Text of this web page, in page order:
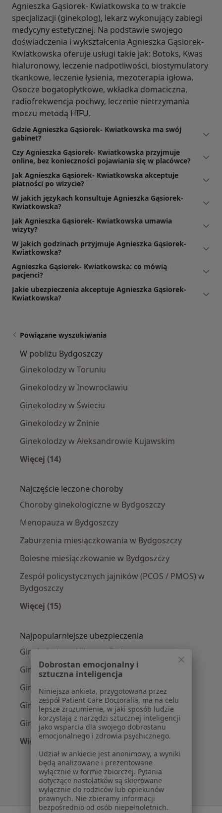
Agnieszka Gąsiorek- Kwiatkowska to w trakcie
specjalizacji (ginekolog), lekarz wykonujący zabiegi
medycyny estetycznej. Na podstawie swojego
doświadczenia i wykształcenia Agnieszka Gąsiorek-
Kwiatkowska oferuje usługi takie jak: Botoks, Kwas
hialuronowy, leczenie nadpotliwości, biostymulatory
tkankowe, leczenie łysienia, mezoterapia igłowa,
Osocze bogatopłytkowe, wkładka domaciczna,
radiofrekwencja pochwy, leczenie nietrzymania
moczu metodą HIFU.
Gdzie Agnieszka Gąsiorek- Kwiatkowska ma swój
gabinet?
Czy Agnieszka Gąsiorek- Kwiatkowska przyjmuje
online, bez konieczności pojawiania się w placówce?
Jak Agnieszka Gąsiorek- Kwiatkowska akceptuje
płatności po wizycie?
W jakich językach konsultuje Agnieszka Gąsiorek-
Kwiatkowska?
Jak Agnieszka Gąsiorek- Kwiatkowska umawia
wizyty?
W jakich godzinach przyjmuje Agnieszka Gąsiorek-
Kwiatkowska?
Agnieszka Gąsiorek- Kwiatkowska: co mówią
pacjenci?
Jakie ubezpieczenia akceptuje Agnieszka Gąsiorek-
Kwiatkowska?
Powiązane wyszukiwania
W pobliżu Bydgoszczy
Ginekolodzy w Toruniu
Ginekolodzy w Inowrocławiu
Ginekolodzy w Świeciu
Ginekolodzy w Żninie
Ginekolodzy w Aleksandrowie Kujawskim
Więcej (14)
Najczęście leczone choroby
Choroby ginekologiczne w Bydgoszczy
Menopauza w Bydgoszczy
Zaburzenia miesiączkowania w Bydgoszczy
Bolesne miesiączkowanie w Bydgoszczy
Zespół policystycznych jajników (PCOS / PMOS) w
Bydgoszczy
Więcej (15)
Najpopularniejsze ubezpieczenia
Ginekolodzy z Allianz w Bydgoszczy
Ginekolodzy z PZU Zdrowie w Bydgoszczy
Ginekolodzy z Compensa w Bydgoszczy
Ginekolodzy z POLMED w Bydgoszczy
Ginekolodzy z TU Zdrowie w Bydgoszczy
Więcej (4)
Więcej w kategorii: Najpopularniejsze
Dobrostan emocjonalny i
sztuczna inteligencja
Niniejsza ankieta, przygotowana przez
zespół Patient Care Doctoralia, ma na celu
lepsze zrozumienie, w jaki sposób ludzie
korzystają z narzędzi sztucznej inteligencji
jako wsparcia dla swojego dobrostanu
emocjonalnego i zdrowia psychicznego.
Udział w ankiecie jest anonimowy, a wyniki
będą analizowane i prezentowane
wyłącznie w formie zbiorczej. Pytania
dotyczące nastolatków są skierowane
wyłącznie do rodziców lub opiekunów
prawnych. Nie zbieramy informacji
bezpośrednio od osób niepełnoletnich.